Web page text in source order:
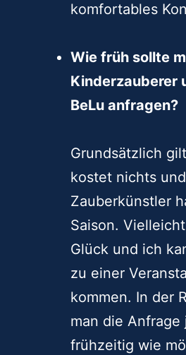
komfortables
Wie früh sollte
Kinderzauberer
BeLu anfragen?
Grundsätzlich
kostet nichts
Zauberkünstler
Saison.
Glück und ich
zu einer
kommen. In der
man die Anfrage
frühzeitig wie